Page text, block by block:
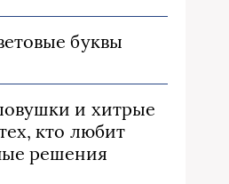
буквы
и хитрые
кто любит
решения